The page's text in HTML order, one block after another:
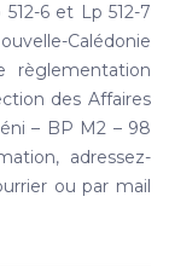
6 et Lp 512-7
Calédonie
règlementation
des Affaires
– BP M2 – 98
adressez-
ou par mail